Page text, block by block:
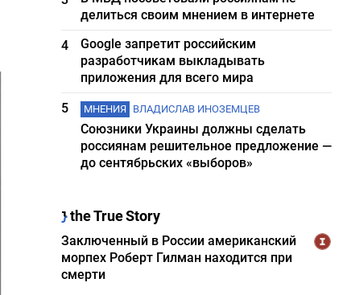
делиться своим мнением в интернете
4
Google запретит российским
разработчикам выкладывать
приложения для всего мира
5
МНЕНИЯ ВЛАДИСЛАВ ИНОЗЕМЦЕВ
Союзники Украины должны сделать
россиянам решительное предложение —
до сентябрьских «выборов»